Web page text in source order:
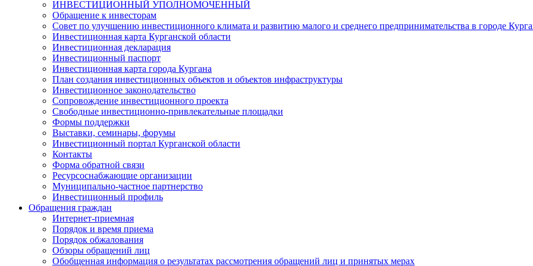
ИНВЕСТИЦИОННЫЙ УПОЛНОМОЧЕННЫЙ
Обращение к инвесторам
Совет по улучшению инвестиционного климата и развитию малого и среднего предпринимательства в городе
Инвестиционная карта Курганской области
Инвестиционная декларация
Инвестиционный паспорт
Инвестиционная карта города Кургана
План создания инвестиционных объектов и объектов инфраструктуры
Инвестиционное законодательство
Сопровождение инвестиционного проекта
Свободные инвестиционно-привлекательные площадки
Формы поддержки
Выставки, семинары, форумы
Инвестиционный портал Курганской области
Контакты
Форма обратной связи
Ресурсоснабжающие организации
Муниципально-частное партнерство
Инвестиционный профиль
Обращения граждан
Интернет-приемная
Порядок и время приема
Порядок обжалования
Обзоры обращений лиц
Обобщенная информация о результатах рассмотрения обращений лиц и принятых мерах